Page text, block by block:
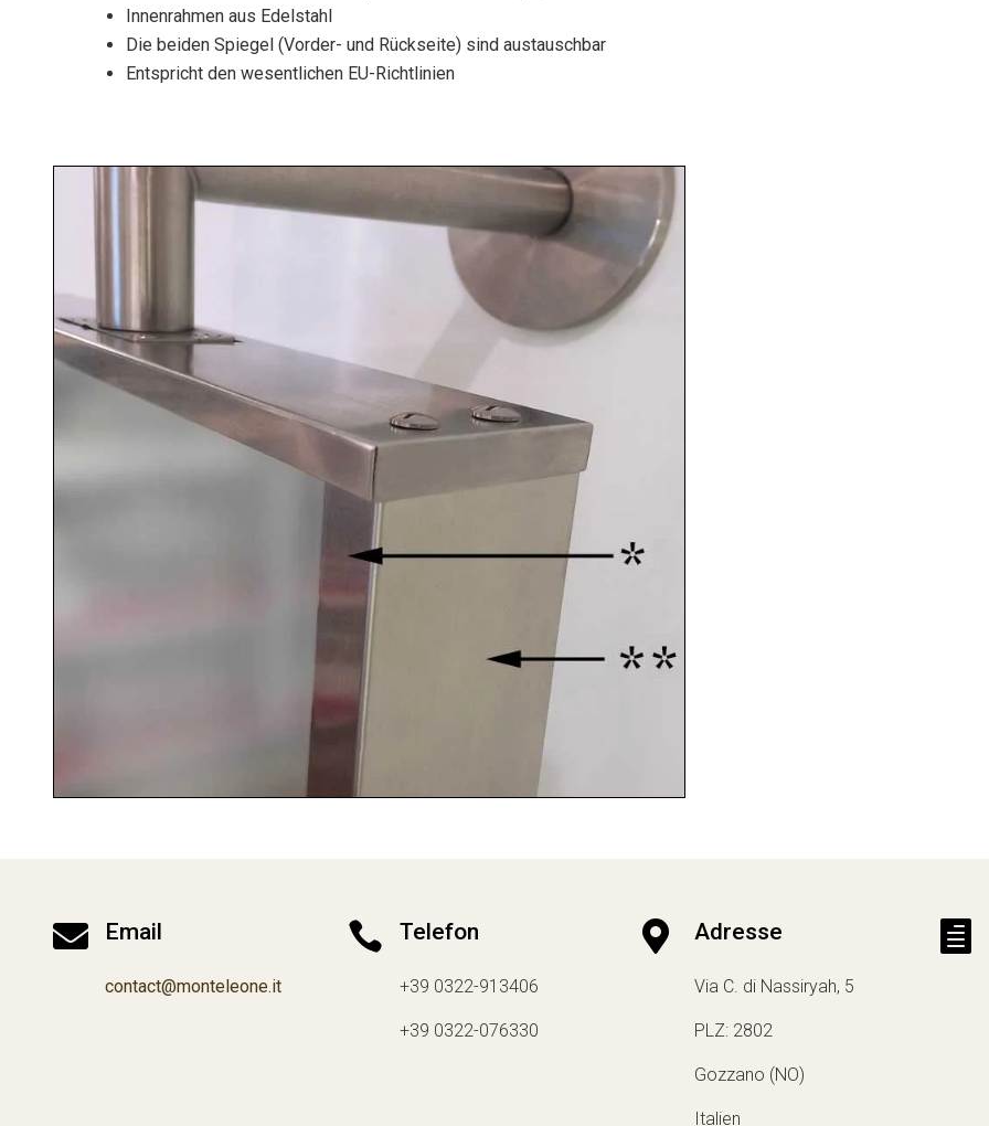
Innenrahmen aus Edelstahl
Die beiden Spiegel (Vorder- und Rückseite) sind austauschbar
Entspricht den wesentlichen EU-Richtlinien
 Email
contact@monteleone.it
 Telefon
+39 0322-913406
+39 0322-076330
 Adresse
Via C. di Nassiryah, 5
PLZ: 2802
Gozzano (NO)
Italien
